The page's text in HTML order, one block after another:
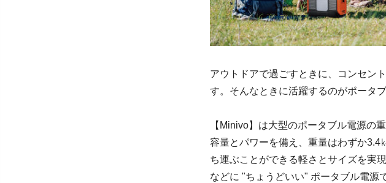
アウトドアで過ごすときに、コンセン
す。そんなときに活躍するのがポータブ
【Minivo】は大型のポータブル電源の
容量とパワーを備え、重量はわずか
ち運ぶことができる軽さとサイズを実
などに "ちょうどいい" ポータブル電源